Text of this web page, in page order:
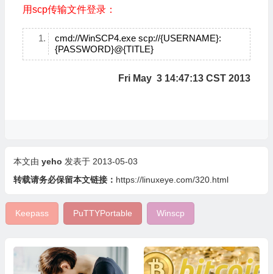
用scp传输文件登录：
cmd://WinSCP4.exe scp://{USERNAME}:
{PASSWORD}@{TITLE}
Fri May 3 14:47:13 CST 2013
本文由 yeho 发表于 2013-05-03
转载请务必保留本文链接： https://linuxeye.com/320.html
Keepass PuTTYPortable Winscp